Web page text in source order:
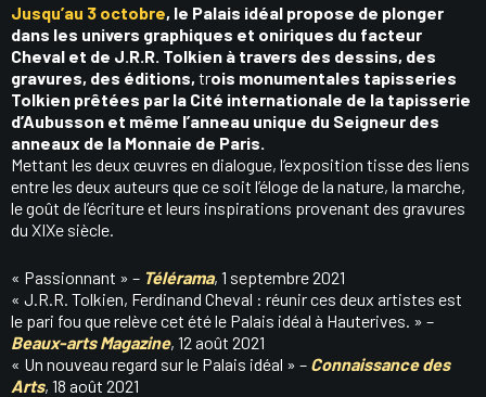
Jusqu’au 3 octobre, le Palais idéal propose de plonger
dans les univers graphiques et oniriques du facteur
Cheval et de J.R.R. Tolkien à travers des dessins, des
gravures, des éditions, trois monumentales tapisseries
Tolkien prêtées par la Cité internationale de la tapisserie
d’Aubusson et même l’anneau unique du Seigneur des
anneaux de la Monnaie de Paris.
Mettant les deux œuvres en dialogue, l’exposition tisse des liens
entre les deux auteurs que ce soit l’éloge de la nature, la marche,
le goût de l’écriture et leurs inspirations provenant des gravures
du XIXe siècle.
« Passionnant » – Télérama, 1 septembre 2021
« J.R.R. Tolkien, Ferdinand Cheval : réunir ces deux artistes est
le pari fou que relève cet été le Palais idéal à Hauterives. » –
Beaux-arts Magazine, 12 août 2021
« Un nouveau regard sur le Palais idéal » – Connaissance des
Arts, 18 août 2021